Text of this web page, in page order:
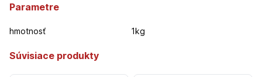
Parametre
hmotnosť 1kg
Súvisiace produkty